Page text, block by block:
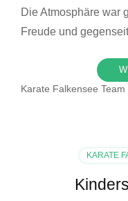
Die Atmosphäre war
Freude und
Karate Falkensee Team
KARATE